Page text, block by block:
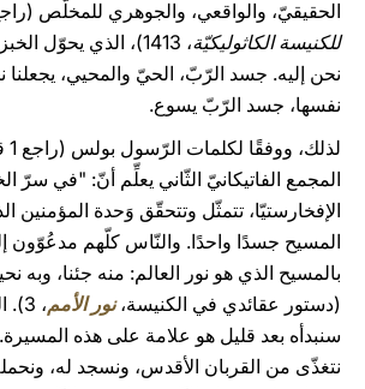
الحقيقيّ، والواقعي، والجوهري للمخلّص
للكنيسة الكاثوليكيّة
، 1413)، الذي يحوّل
نحن إليه. جسد الرّبّ، الحيّ والمحيي، يجعلنا
نفسها، جسد الرّبّ يسوع.
المجمع الفاتيكانيّ الثّاني يعلِّم أنّ: "في سرّ
الإفخارستيّا، تتمثّل وتتحقّق وَحدة المؤمنين
المسيح جسدًا واحدًا. والنّاس كلّهم مدعُوّون
بالمسيح الذي هو نور العالم: منه جئنا، وبه
(دستور عقائدي في الكنيسة،نور الأمم
،
سنبدأه بعد قليل هو علامة على هذه
نتغذّى من القربان الأقدس، ونسجد له،